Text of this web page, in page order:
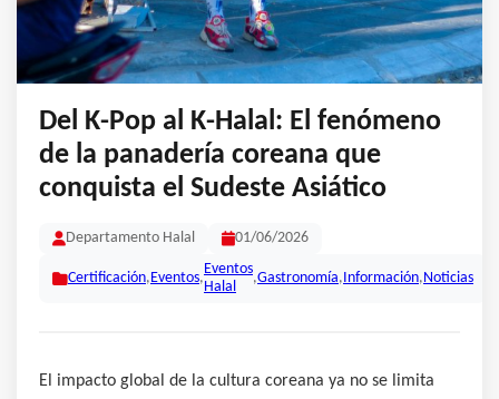
Del K-Pop al K-Halal: El fenómeno
de la panadería coreana que
conquista el Sudeste Asiático
Departamento Halal 01/06/2026
Certificación, Eventos,
Eventos
Halal
,Gastronomía, Información, Noticias
El impacto global de la cultura coreana ya no se limita